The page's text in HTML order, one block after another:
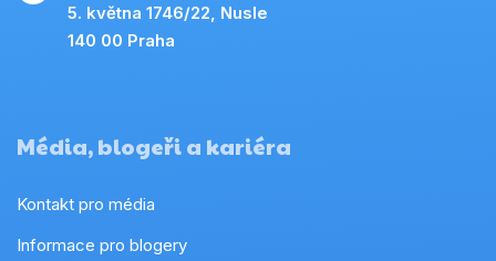
5. května 1746/22, Nusle
140 00 Praha
Média, blogeři a kariéra
Kontakt pro média
Informace pro blogery